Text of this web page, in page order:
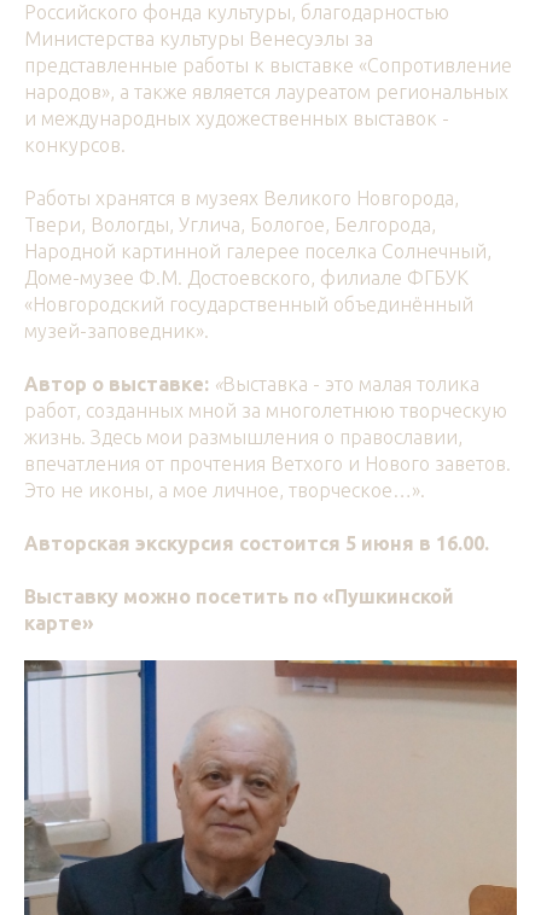
Российского фонда культуры, благодарностью
Министерства культуры Венесуэлы за
представленные работы к выставке «Сопротивление
народов», а также является лауреатом региональных
и международных художественных выставок -
конкурсов.
Работы хранятся в музеях Великого Новгорода,
Твери, Вологды, Углича, Бологое, Белгорода,
Народной картинной галерее поселка Солнечный,
Доме-музее Ф.М. Достоевского, филиале ФГБУК
«Новгородский государственный объединённый
музей-заповедник».
Автор о выставке: «Выставка - это малая толика
работ, созданных мной за многолетнюю творческую
жизнь. Здесь мои размышления о православии,
впечатления от прочтения Ветхого и Нового заветов.
Это не иконы, а мое личное, творческое…».
Авторская экскурсия состоится 5 июня в 16.00.
Выставку можно посетить по «Пушкинской
карте»